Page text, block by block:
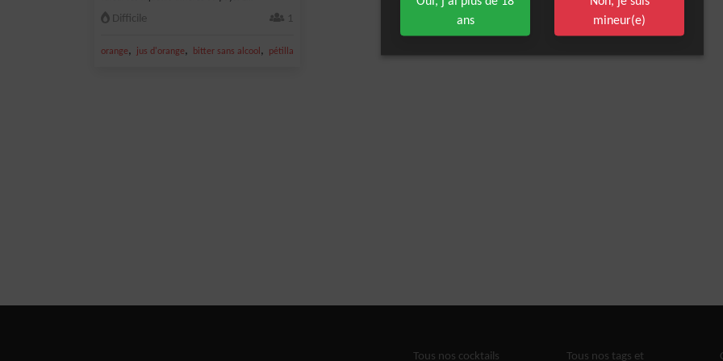
Difficile 1
orange, jus d'orange, bitter sans alcool , pétillant pêche
Tous nos cocktails Tous nos tags et
ans
mineur(e)